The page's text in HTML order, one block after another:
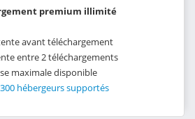
premium illimité
avant téléchargement
entre 2 téléchargements
maximale disponible
hébergeurs supportés